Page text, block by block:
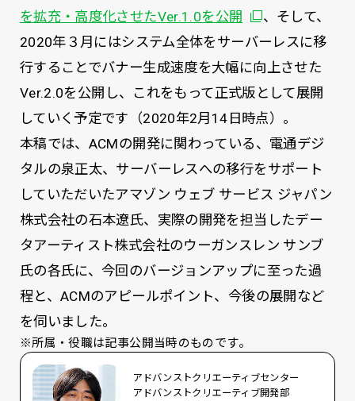
を拡充・高度化させたVer.1.0を公開 別ウィンドウで
、そして、
2020年３月にはシステム全体をサーバーレスに移
行することでバナー生成速度を大幅に向上させた
Ver.2.0を公開し、これをもって正式版として展開
していく予定です（2020年2月14日時点）。
本稿では、ACMの開発に関わっている、電通デジ
タルの泉正太、サーバーレスへの移行をサポート
していただいたアマゾン ウェブ サービス ジャパン
株式会社の石本遼氏、実際の開発を担当したデー
タアーティスト株式会社のウーガンスレン サンブ
氏の各氏に、今回のバージョンアップに至った過
程と、ACMのアピールポイント、今後の展開など
を伺いました。
※所属・役職は記事公開当時のものです。
アドバンストクリエーティブセンター
アドバンストクリエーティブ開発部